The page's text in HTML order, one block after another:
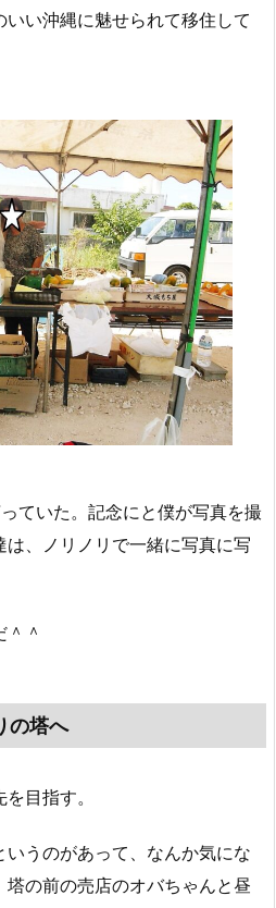
い沖縄に魅せられて移住して
ていた。記念にと僕が写真を撮
、ノリノリで一緒に写真に写
＾
の塔へ
目指す。
うのがあって、なんか気にな
の前の売店のオバちゃんと昼